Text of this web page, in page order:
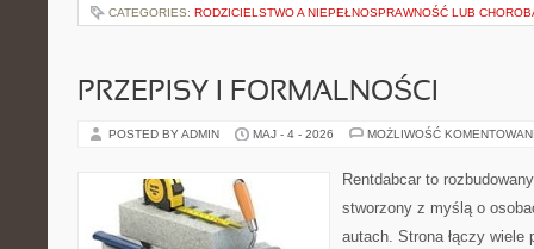
CATEGORIES: RODZICIELSTWO A NIEPEŁNOSPRAWNOŚĆ LUB
PRZEPISY I FORMALNOŚCI
POSTED BY ADMIN MAJ - 4 - 2026 MOŻLIWOŚĆ
Rentdabcar to
stworzony z myślą o
autach. Strona łączy wiele